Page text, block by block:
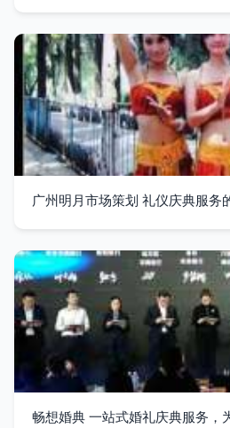
广州明月市场策划 礼仪庆典服务
畅想婚典 一站式婚礼庆典服务，